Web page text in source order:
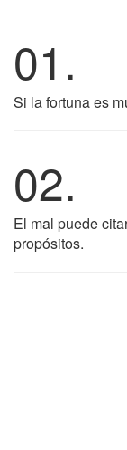
01.
Si la fortuna es
02.
El mal puede
propósitos.